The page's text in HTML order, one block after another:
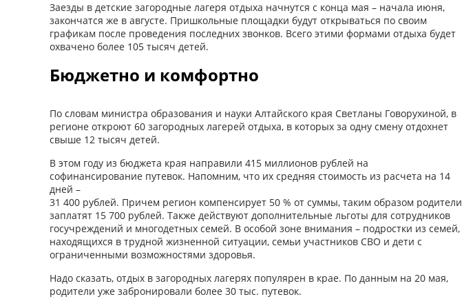
Заезды в детские загородные лагеря отдыха начнутся с конца мая – начала июня,
закончатся же в августе. Пришкольные площадки будут открываться по своим
графикам после проведения последних звонков. Всего этими формами отдыха будет
охвачено более 105 тысяч детей.
Бюджетно и комфортно
По словам министра образования и науки Алтайского края Светланы Говорухиной, в
регионе откроют 60 загородных лагерей отдыха, в которых за одну смену отдохнет
свыше 12 тысяч детей.
В этом году из бюджета края направили 415 миллионов рублей на
софинансирование путевок. Напомним, что их средняя стоимость из расчета на 14
дней –
31 400 рублей. Причем регион компенсирует 50 % от суммы, таким образом родители
заплатят 15 700 рублей. Также действуют дополнительные льготы для сотрудников
госучреждений и многодетных семей. В особой зоне внимания – подростки из семей,
находящихся в трудной жизненной ситуации, семьи участников СВО и дети с
ограниченными возможностями здоровья.
Надо сказать, отдых в загородных лагерях популярен в крае. По данным на 20 мая,
родители уже забронировали более 30 тыс. путевок.